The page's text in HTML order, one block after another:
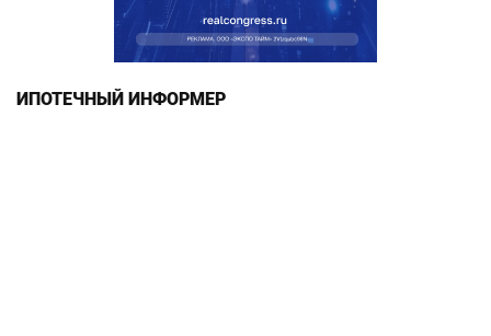
ИПОТЕЧНЫЙ ИНФОРМЕР